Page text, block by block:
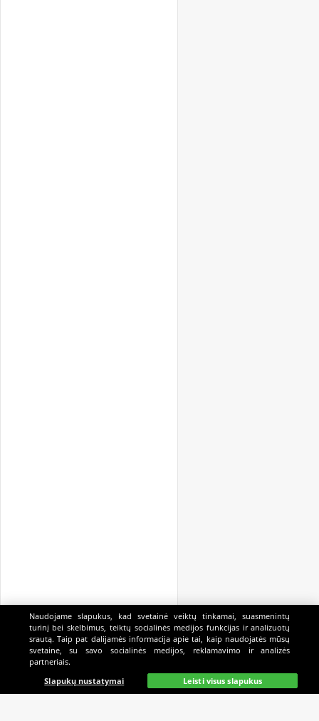
Pagrindinis Gyvai Paieška Mano Kazino
Naudojame slapukus, kad svetainė veiktų tinkamai, suasmenintų
turinį bei skelbimus, teiktų socialinės medijos funkcijas ir analizuotų
srautą. Taip pat dalijamės informacija apie tai, kaip naudojatės mūsų
svetaine, su savo socialinės medijos, reklamavimo ir analizės
partneriais.
Slapukų nustatymai
Leisti visus slapukus